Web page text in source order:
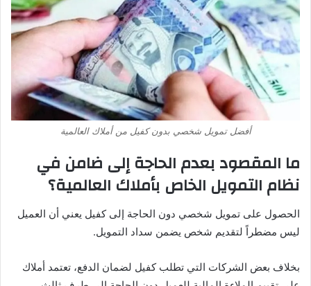
أفضل تمويل شخصي بدون كفيل من أملاك العالمية
ما المقصود بعدم الحاجة إلى ضامن في
نظام التمويل الخاص بأملاك العالمية؟
الحصول على تمويل شخصي دون الحاجة إلى كفيل يعني أن العميل
ليس مضطراً لتقديم شخص يضمن سداد التمويل.
بخلاف بعض الشركات التي تطلب كفيل لضمان الدفع، تعتمد أملاك